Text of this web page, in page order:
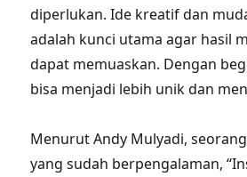
diperlukan. Ide kreatif dan
adalah kunci utama agar hasil
dapat memuaskan. Dengan
bisa menjadi lebih unik dan
Menurut Andy Mulyadi,
yang sudah berpengalaman,